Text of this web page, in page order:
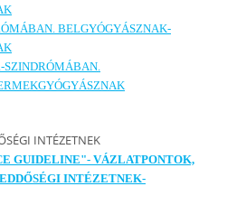
BELGYÓGYÁSZNAK-
SZINDRÓMÁBAN.
INTÉZETNEK
GUIDELINE"- VÁZLATPONTOK,
INTÉZETNEK-